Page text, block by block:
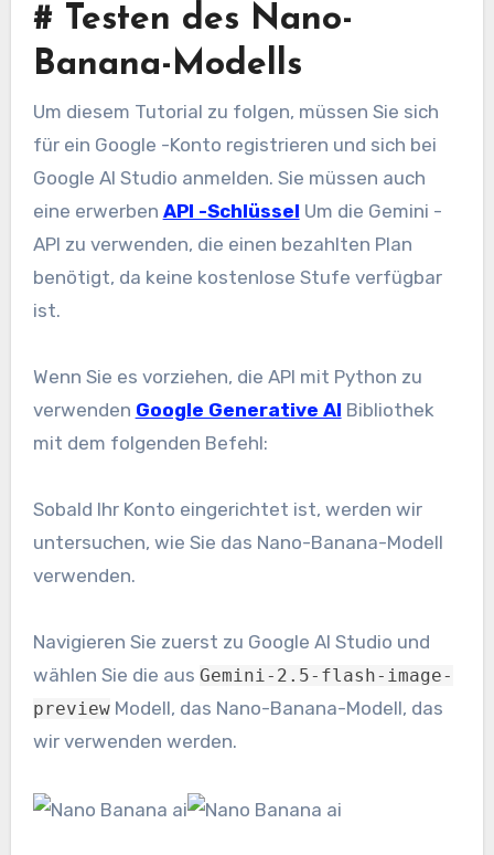
# Testen des Nano-
Banana-Modells
Um diesem Tutorial zu folgen, müssen Sie sich
für ein Google -Konto registrieren und sich bei
Google AI Studio anmelden. Sie müssen auch
eine erwerben API -Schlüssel Um die Gemini -
API zu verwenden, die einen bezahlten Plan
benötigt, da keine kostenlose Stufe verfügbar
ist.
Wenn Sie es vorziehen, die API mit Python zu
verwenden Google Generative AI Bibliothek
mit dem folgenden Befehl:
Sobald Ihr Konto eingerichtet ist, werden wir
untersuchen, wie Sie das Nano-Banana-Modell
verwenden.
Navigieren Sie zuerst zu Google AI Studio und
wählen Sie die aus Gemini-2.5-flash-image-
previewModell, das Nano-Banana-Modell, das
wir verwenden werden.